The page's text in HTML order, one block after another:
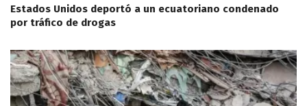
Estados Unidos deportó a un ecuatoriano condenado
por tráfico de drogas